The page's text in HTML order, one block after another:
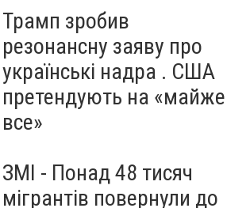
Трамп зробив
резонансну заяву про
українські надра . США
претендують на «майже
все»
ЗМІ - Понад 48 тисяч
мігрантів повернули до